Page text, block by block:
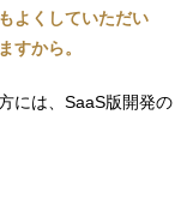
よくしていただい
すから。
には、SaaS版開発の